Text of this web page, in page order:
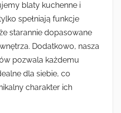
blaty kuchenne i
spełniają funkcje
starannie dopasowane
Dodatkowo, nasza
pozwala każdemu
dla siebie, co
charakter ich